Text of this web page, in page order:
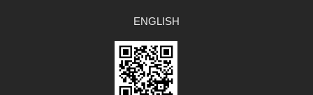
ENGLISH